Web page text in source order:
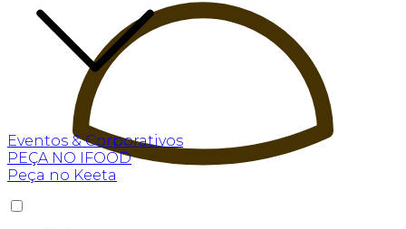
Eventos & Corporativos
PEÇA NO IFOOD
Peça no Keeta